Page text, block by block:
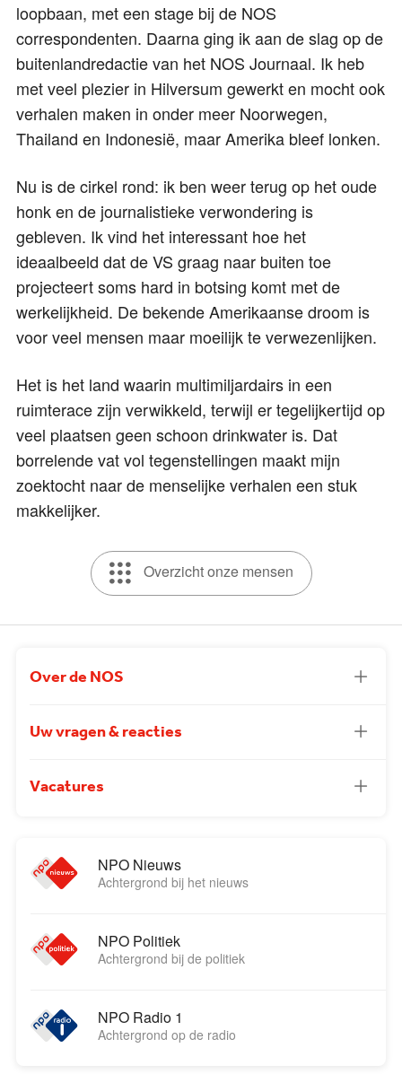
loopbaan, met een stage bij de NOS
correspondenten. Daarna ging ik aan de slag op de
buitenlandredactie van het NOS Journaal. Ik heb
met veel plezier in Hilversum gewerkt en mocht ook
verhalen maken in onder meer Noorwegen,
Thailand en Indonesië, maar Amerika bleef lonken.
Nu is de cirkel rond: ik ben weer terug op het oude
honk en de journalistieke verwondering is
gebleven. Ik vind het interessant hoe het
ideaalbeeld dat de VS graag naar buiten toe
projecteert soms hard in botsing komt met de
werkelijkheid. De bekende Amerikaanse droom is
voor veel mensen maar moeilijk te verwezenlijken.
Het is het land waarin multimiljardairs in een
ruimterace zijn verwikkeld, terwijl er tegelijkertijd op
veel plaatsen geen schoon drinkwater is. Dat
borrelende vat vol tegenstellingen maakt mijn
zoektocht naar de menselijke verhalen een stuk
makkelijker.
Overzicht onze mensen
Over de NOS
Uw vragen & reacties
Vacatures
NPO Nieuws
Achtergrond bij het nieuws
NPO Politiek
Achtergrond bij de politiek
NPO Radio 1
Achtergrond op de radio